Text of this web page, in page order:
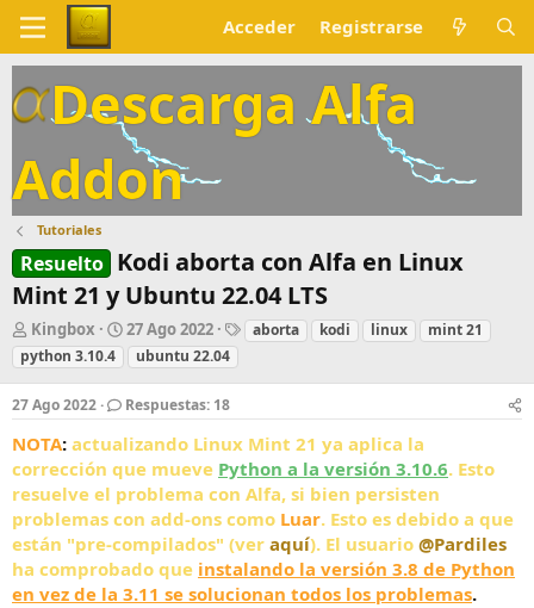
Acceder Registrarse
Descarga Alfa
Addon
Tutoriales
Resuelto Kodi aborta con Alfa en Linux
Mint 21 y Ubuntu 22.04 LTS
A
u
t
r
Kingbox
F
e
c
a
d
e
i
n
i
c
i
o
27 Ago 2022
E
u
e
t
a
s
aborta kodi linux
mint 21
python 3.10.4
ubuntu 22.04
27 Ago 2022 Respuestas: 18
NOTA: actualizando Linux Mint 21 ya aplica la
corrección que mueve Python a la versión 3.10.6. Esto
resuelve el problema con Alfa, si bien persisten
problemas con add-ons como Luar. Esto es debido a que
están "pre-compilados" (ver aquí). El usuario @Pardiles
ha comprobado que instalando la versión 3.8 de Python
en vez de la 3.11 se solucionan todos los problemas.